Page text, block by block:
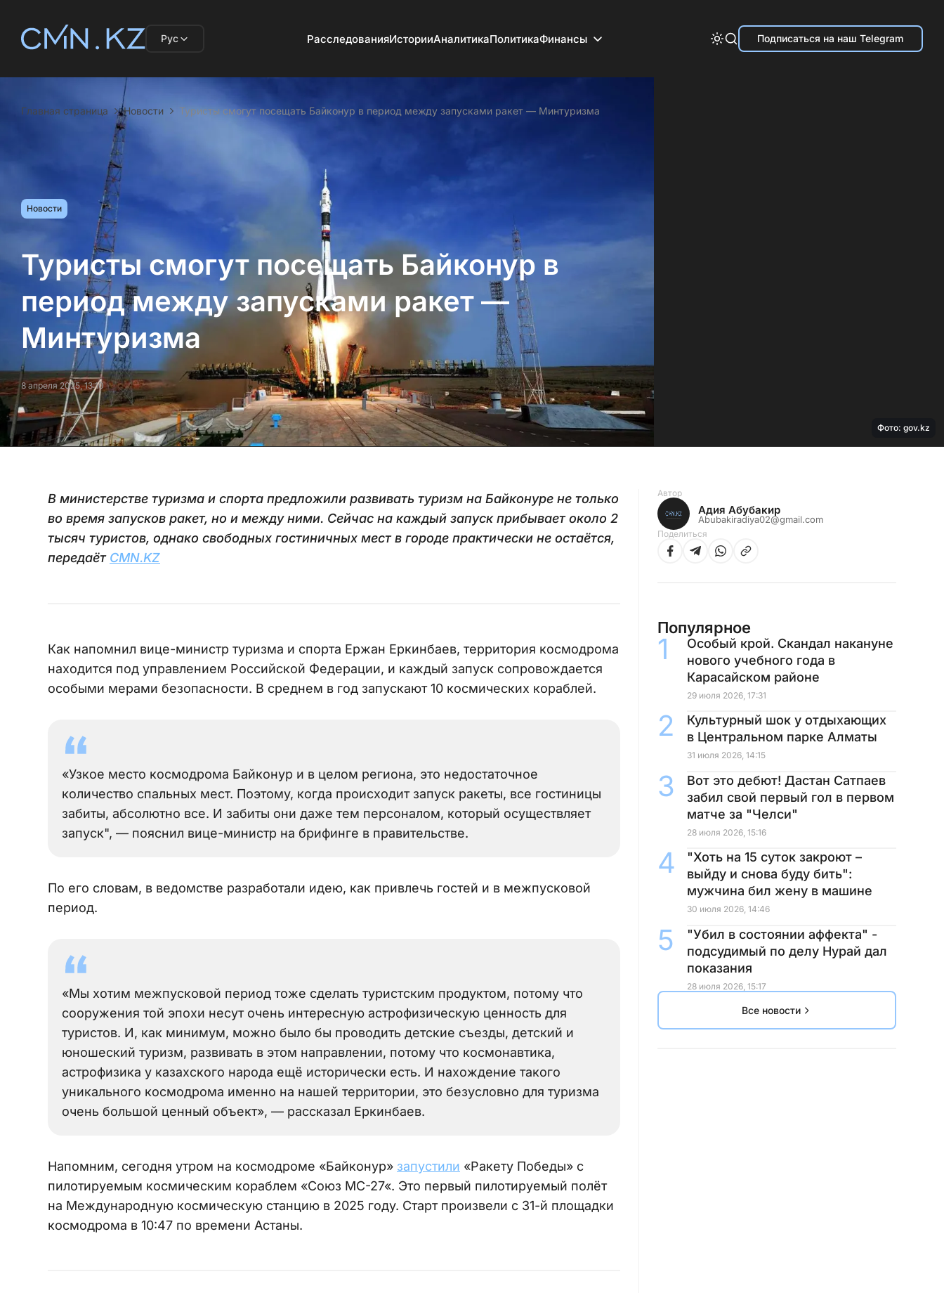
Рус РасследованияИсторииАналитикаПолитикаФинансы Подписаться на наш Telegram
Главная страница Новости Туристы смогут посещать Байконур в период между запусками ракет — Минтуризма
Новости
Туристы смогут посещать Байконур в
период между запусками ракет —
Минтуризма
8 апреля 2025, 13:10
Фото: gov.kz
В министерстве туризма и спорта предложили развивать туризм на Байконуре не только
во время запусков ракет, но и между ними. Сейчас на каждый запуск прибывает около 2
тысяч туристов, однако свободных гостиничных мест в городе практически не остаётся,
передаёт CMN.KZ
Как напомнил вице-министр туризма и спорта Ержан Еркинбаев, территория космодрома
находится под управлением Российской Федерации, и каждый запуск сопровождается
особыми мерами безопасности. В среднем в год запускают 10 космических кораблей.
«Узкое место космодрома Байконур и в целом региона, это недостаточное
количество спальных мест. Поэтому, когда происходит запуск ракеты, все гостиницы
забиты, абсолютно все. И забиты они даже тем персоналом, который осуществляет
запуск", — пояснил вице-министр на брифинге в правительстве.
По его словам, в ведомстве разработали идею, как привлечь гостей и в межпусковой
период.
«Мы хотим межпусковой период тоже сделать туристским продуктом, потому что
сооружения той эпохи несут очень интересную астрофизическую ценность для
туристов. И, как минимум, можно было бы проводить детские съезды, детский и
юношеский туризм, развивать в этом направлении, потому что космонавтика,
астрофизика у казахского народа ещё исторически есть. И нахождение такого
уникального космодрома именно на нашей территории, это безусловно для туризма
очень большой ценный объект», — рассказал Еркинбаев.
Напомним, сегодня утром на космодроме «Байконур» запустили «Ракету Победы» с
пилотируемым космическим кораблем «Союз МС-27«. Это первый пилотируемый полёт
на Международную космическую станцию в 2025 году. Старт произвели с 31-й площадки
космодрома в 10:47 по времени Астаны.
Автор
Адия Абубакир
Abubakiradiya02@gmail.com
Поделиться
Популярное
Особый крой. Скандал накануне
нового учебного года в
Карасайском районе
29 июля 2026, 17:31
Культурный шок у отдыхающих
в Центральном парке Алматы
31 июля 2026, 14:15
Вот это дебют! Дастан Сатпаев
забил свой первый гол в первом
матче за "Челси"
28 июля 2026, 15:16
"Хоть на 15 суток закроют –
выйду и снова буду бить":
мужчина бил жену в машине
30 июля 2026, 14:46
"Убил в состоянии аффекта" -
подсудимый по делу Нурай дал
показания
28 июля 2026, 15:17
Все новости